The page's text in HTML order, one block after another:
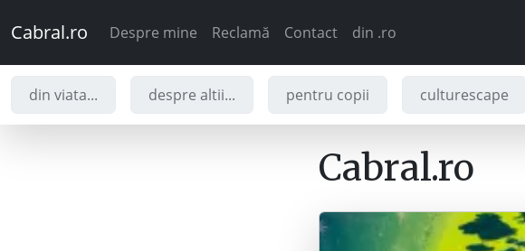
Cabral.ro Despre mine Reclamă Contact din .ro
din viata... despre altii... pentru copii culturescape
Cabral.ro